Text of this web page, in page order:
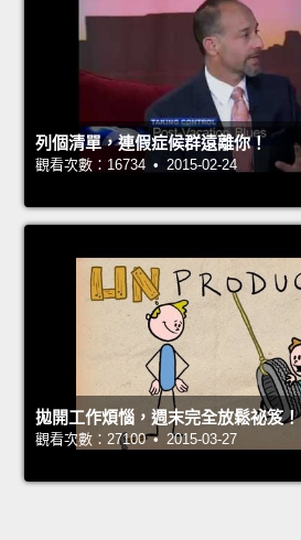
列個清單，連假症候群遠離你！
觀看次數：16734 • 2015-02-24
拋開工作煩惱，週末完全放鬆祕笈！
觀看次數：27100 • 2015-03-27